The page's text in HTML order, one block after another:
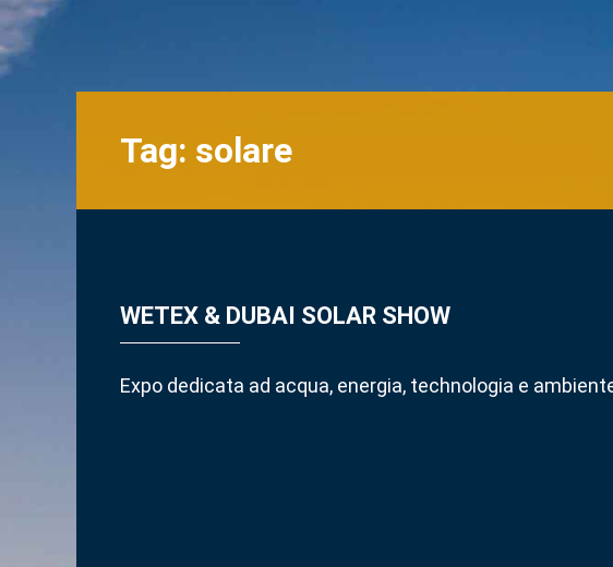
Tag: solare
WETEX & DUBAI SOLAR SHOW
Expo dedicata ad acqua, energia, technologia e